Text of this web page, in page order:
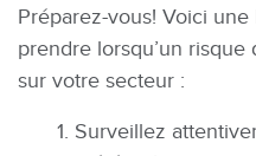
Préparez-vous! Voici
prendre lorsqu’un risque
sur votre secteur :
Surveillez